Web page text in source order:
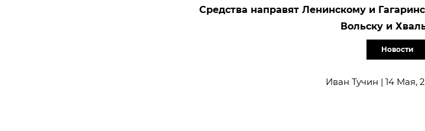
Средства направят Ленинскому и
Вольску и
Новости
Иван Тучин | 14 Мая,